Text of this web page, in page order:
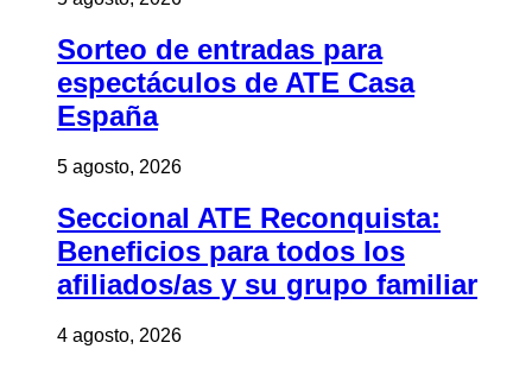
Sorteo de entradas para
espectáculos de ATE Casa
España
5 agosto, 2026
Seccional ATE Reconquista:
Beneficios para todos los
afiliados/as y su grupo familiar
4 agosto, 2026